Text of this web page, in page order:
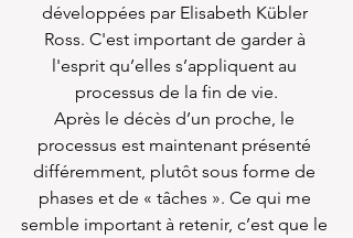
développées par Elisabeth Kübler
Ross. C'est important de garder à
l'esprit qu’elles s’appliquent au
processus de la fin de vie.
Après le décès d’un proche, le
processus est maintenant présenté
différemment, plutôt sous forme de
phases et de « tâches ». Ce qui me
semble important à retenir, c’est que le